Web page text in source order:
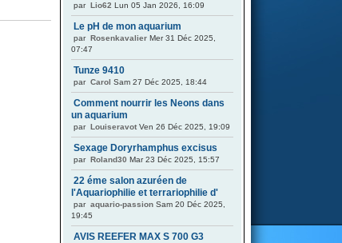
par Lio62 Lun 05 Jan 2026, 16:09
Le pH de mon aquarium
par Rosenkavalier Mer 31 Déc 2025,
07:47
Tunze 9410
par Carol Sam 27 Déc 2025, 18:44
Comment nourrir les Neons dans
un aquarium
par Louiseravot Ven 26 Déc 2025, 19:09
Sexage Doryrhamphus excisus
par Roland30 Mar 23 Déc 2025, 15:57
22 éme salon azuréen de
l'Aquariophilie et terrariophilie d'
par aquario-passion Sam 20 Déc 2025,
19:45
AVIS REEFER MAX S 700 G3